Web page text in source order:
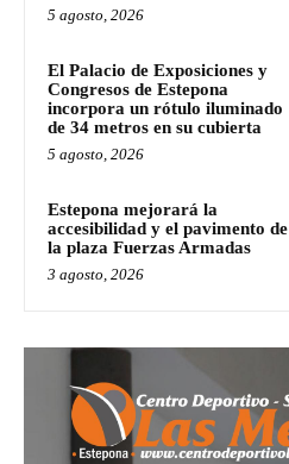
5 agosto, 2026
El Palacio de Exposiciones y
Congresos de Estepona
incorpora un rótulo iluminado
de 34 metros en su cubierta
5 agosto, 2026
Estepona mejorará la
accesibilidad y el pavimento de
la plaza Fuerzas Armadas
3 agosto, 2026